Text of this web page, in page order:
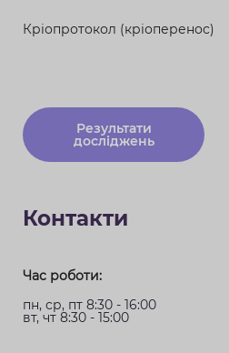
Кріопротокол (кріоперенос)
Результати
досліджень
Контакти
Час роботи:
пн, ср, пт 8:30 - 16:00
вт, чт 8:30 - 15:00